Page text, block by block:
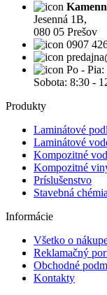
Jesenná 1B,
080 05 Prešov
0907
Po -
Sobota: 8:30 -
Produkty
Laminátové
Laminátové
Kompozitné
Kompozitné
Príslušenstvo
Stavebná
Informácie
Všetko o
Reklamačný
Obchodné
Kontakty